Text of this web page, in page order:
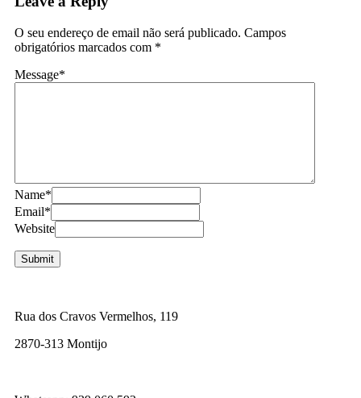
O seu endereço de email não será publicado. Campos
obrigatórios marcados com *
Message*
Name*
Email*
Website
Rua dos Cravos Vermelhos, 119
2870-313 Montijo